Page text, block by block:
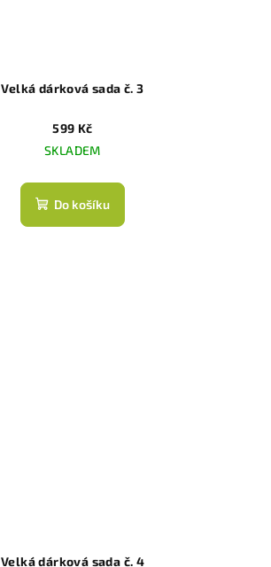
Velká dárková sada č. 3
599 Kč
SKLADEM
Do košíku
Velká dárková sada č. 4